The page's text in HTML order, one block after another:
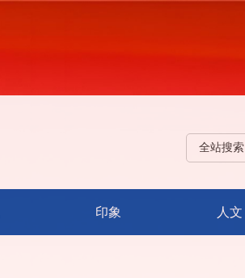
全站搜索
印象 人文